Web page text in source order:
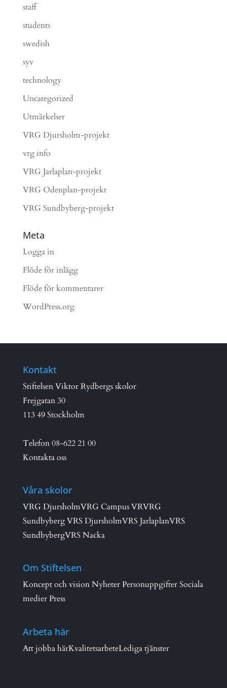
staff
students
swedish
syv
technology
Uncategorized
Utmärkelser
VRG Djursholm-projekt
vrg info
VRG Jarlaplan-projekt
VRG Odenplan-projekt
VRG Sundbyberg-projekt
Meta
Logga in
Flöde för inlägg
Flöde för kommentarer
WordPress.org
Kontakt
Stiftelsen Viktor Rydbergs skolor
Frejgatan 30
113 49 Stockholm
Telefon08-622 21 00
Kontakta oss
Våra skolor
VRG DjursholmVRG Campus VRVRG
SundbybergVRS DjursholmVRS JarlaplanVRS
SundbybergVRS Nacka
Om Stiftelsen
Koncept och visionNyheterPersonuppgifterSociala
medierPress
Arbeta här
Att jobba härKvalitetsarbeteLediga tjänster